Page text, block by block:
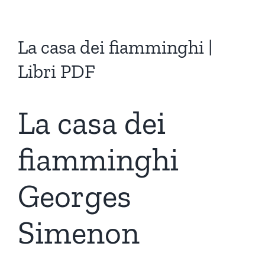
La casa dei fiamminghi |
Libri PDF
La casa dei
fiamminghi
Georges
Simenon